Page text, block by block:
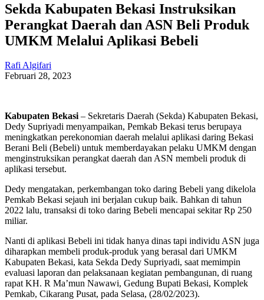
Sekda Kabupaten Bekasi Instruksikan
Perangkat Daerah dan ASN Beli Produk
UMKM Melalui Aplikasi Bebeli
Rafi Algifari
Februari 28, 2023
Kabupaten Bekasi– Sekretaris Daerah (Sekda) Kabupaten Bekasi,
Dedy Supriyadi menyampaikan, Pemkab Bekasi terus berupaya
meningkatkan perekonomian daerah melalui aplikasi daring Bekasi
Berani Beli (Bebeli) untuk memberdayakan pelaku UMKM dengan
menginstruksikan perangkat daerah dan ASN membeli produk di
aplikasi tersebut.
Dedy mengatakan, perkembangan toko daring Bebeli yang dikelola
Pemkab Bekasi sejauh ini berjalan cukup baik. Bahkan di tahun
2022 lalu, transaksi di toko daring Bebeli mencapai sekitar Rp 250
miliar.
Nanti di aplikasi Bebeli ini tidak hanya dinas tapi individu ASN juga
diharapkan membeli produk-produk yang berasal dari UMKM
Kabupaten Bekasi, kata Sekda Dedy Supriyadi, saat memimpin
evaluasi laporan dan pelaksanaan kegiatan pembangunan, di ruang
rapat KH. R Ma’mun Nawawi, Gedung Bupati Bekasi, Komplek
Pemkab, Cikarang Pusat, pada Selasa, (28/02/2023).